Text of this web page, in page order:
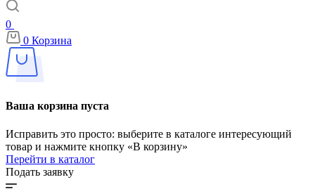
0
0 Корзина
Ваша корзина пуста
Исправить это просто: выберите в каталоге интересующий
товар и нажмите кнопку «В корзину»
Перейти в каталог
Подать заявку